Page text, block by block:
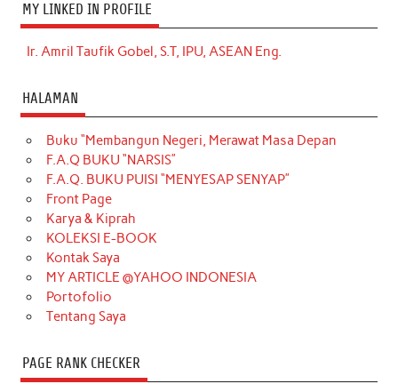
MY LINKED IN PROFILE
Ir. Amril Taufik Gobel, S.T, IPU, ASEAN Eng.
HALAMAN
Buku “Membangun Negeri, Merawat Masa Depan
F.A.Q BUKU “NARSIS”
F.A.Q. BUKU PUISI “MENYESAP SENYAP”
Front Page
Karya & Kiprah
KOLEKSI E-BOOK
Kontak Saya
MY ARTICLE @YAHOO INDONESIA
Portofolio
Tentang Saya
PAGE RANK CHECKER